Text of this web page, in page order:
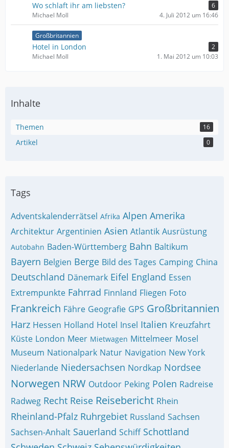
Wo schlaft ihr am liebsten?
6
Michael Moll
4. Juli 2012 um 16:46
Großbritannien
Hotel in London
2
Michael Moll
1. Mai 2012 um 10:03
Inhalte
Themen 16
Artikel 0
Tags
Adventskalenderrätsel Afrika Alpen Amerika
Architektur Argentinien Asien Atlantik Ausrüstung
Autobahn Baden-Württemberg Bahn Baltikum
Bayern Belgien Berge Bild des Tages Camping China
Deutschland Dänemark Eifel England Essen
Extrempunkte Fahrrad Finnland Fliegen Foto
Frankreich Fähre Geografie GPS Großbritannien
Harz Hessen Holland Hotel Insel Italien Kreuzfahrt
Küste London Meer Mietwagen Mittelmeer Mosel
Museum Nationalpark Natur Navigation New York
Niederlande Niedersachsen Nordkap Nordsee
Norwegen NRW Outdoor Peking Polen Radreise
Radweg Recht Reise Reisebericht Rhein
Rheinland-Pfalz Ruhrgebiet Russland Sachsen
Sachsen-Anhalt Sauerland Schiff Schottland